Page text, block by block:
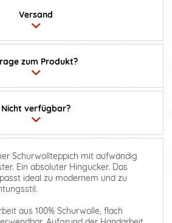
zum Produkt?
Versand
Nicht verfügbar?
Schurwollteppich mit aufwändig
Ein absoluter Hingucker. Das
ideal zu modernem und zu
aus 100% Schurwolle, flach